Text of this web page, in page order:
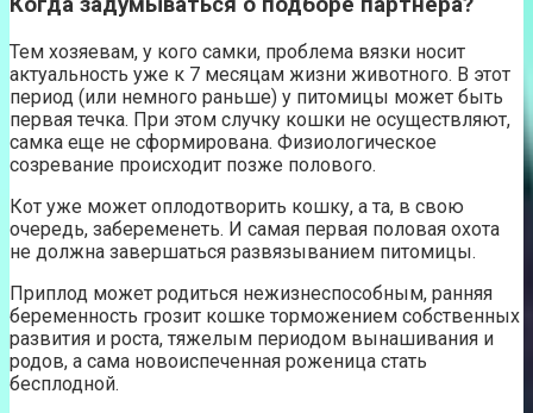
Тем хозяевам, у кого самки, проблема вязки носит
актуальность уже к 7 месяцам жизни животного. В этот
период (или немного раньше) у питомицы может быть
первая течка. При этом случку кошки не осуществляют,
самка еще не сформирована. Физиологическое
созревание происходит позже полового.
Кот уже может оплодотворить кошку, а та, в свою
очередь, забеременеть. И самая первая половая охота
не должна завершаться развязыванием питомицы.
Приплод может родиться нежизнеспособным, ранняя
беременность грозит кошке торможением собственных
развития и роста, тяжелым периодом вынашивания и
родов, а сама новоиспеченная роженица стать
бесплодной.